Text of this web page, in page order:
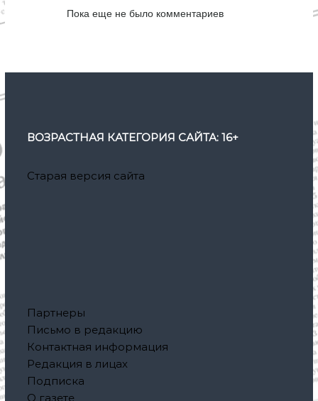
с
м
Пока еще не было комментариев
ВОЗРАСТНАЯ КАТЕГОРИЯ САЙТА: 16+
Старая версия сайта
Партнеры
Письмо в редакцию
Контактная информация
Редакция в лицах
Подписка
О газете